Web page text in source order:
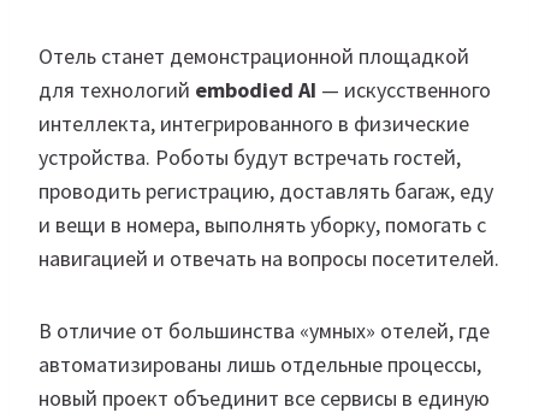
Отель станет демонстрационной площадкой
для технологий embodied AI — искусственного
интеллекта, интегрированного в физические
устройства. Роботы будут встречать гостей,
проводить регистрацию, доставлять багаж, еду
и вещи в номера, выполнять уборку, помогать с
навигацией и отвечать на вопросы посетителей.
В отличие от большинства «умных» отелей, где
автоматизированы лишь отдельные процессы,
новый проект объединит все сервисы в единую